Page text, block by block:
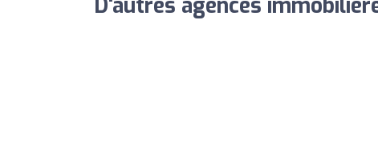
D'autres agences